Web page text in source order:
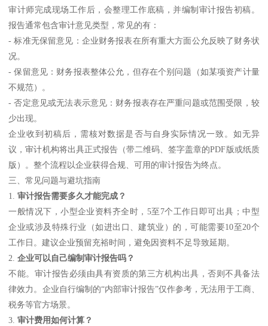
审计师完成现场工作后，会整理工作底稿，并编制审计报告初稿。
报告通常包含审计意见类型，常见的有：
- 标准无保留意见：企业财务报表在所有重大方面公允反映了财务状
况。
- 保留意见：财务报表整体公允，但存在个别问题（如某项资产计量
不规范）。
- 否定意见或无法表示意见：财务报表存在严重问题或范围受限，较
少出现。
企业收到初稿后，需核对数据是否与自身实际情况一致。如无异
议，审计机构将出具正式报告（带二维码、签字盖章的PDF版或纸质
版）。整个流程以企业获得合规、可用的审计报告为终点。
三、常见问题与避坑指南
1.审计报告需要多久才能完成？
一般情况下，小型企业资料齐全时，5至7个工作日即可出具；中型
企业或涉及特殊行业（如进出口、建筑业）的，可能需要10至20个
工作日。建议企业预留充裕时间，避免因资料不足导致延期。
2.企业可以自己编制审计报告吗？
不能。审计报告必须由具有资质的第三方机构出具，否则不具备法
律效力。企业自行编制的“内部审计报告”仅作参考，无法用于工商、
税务等官方场景。
3.审计费用如何计算？